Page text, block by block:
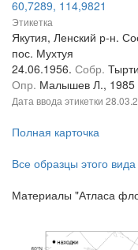
60,7289, 114,9821
Этикетка
Якутия, Ленский р-н.
пос. Мухтуя
24.06.1956. Собр.
Опр. Малышев Л., 1985
Дата ввода этикетки
Полная карточка
Все образцы этого вида
Материалы "Атласа